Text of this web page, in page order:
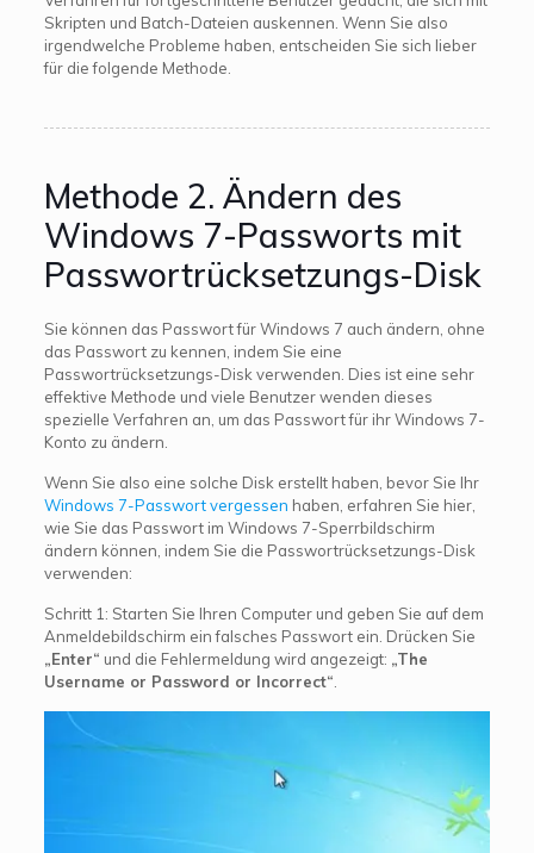
Skripten und Batch-Dateien auskennen. Wenn Sie also
irgendwelche Probleme haben, entscheiden Sie sich lieber
für die folgende Methode.
Methode 2. Ändern des
Windows 7-Passworts mit
Passwortrücksetzungs-Disk
Sie können das Passwort für Windows 7 auch ändern, ohne
das Passwort zu kennen, indem Sie eine
Passwortrücksetzungs-Disk verwenden. Dies ist eine sehr
effektive Methode und viele Benutzer wenden dieses
spezielle Verfahren an, um das Passwort für ihr Windows 7-
Konto zu ändern.
Wenn Sie also eine solche Disk erstellt haben, bevor Sie Ihr
Windows 7-Passwort vergessen haben, erfahren Sie hier,
wie Sie das Passwort im Windows 7-Sperrbildschirm
ändern können, indem Sie die Passwortrücksetzungs-Disk
verwenden:
Schritt 1: Starten Sie Ihren Computer und geben Sie auf dem
Anmeldebildschirm ein falsches Passwort ein. Drücken Sie
„Enter“ und die Fehlermeldung wird angezeigt: „The
Username or Password or Incorrect“.